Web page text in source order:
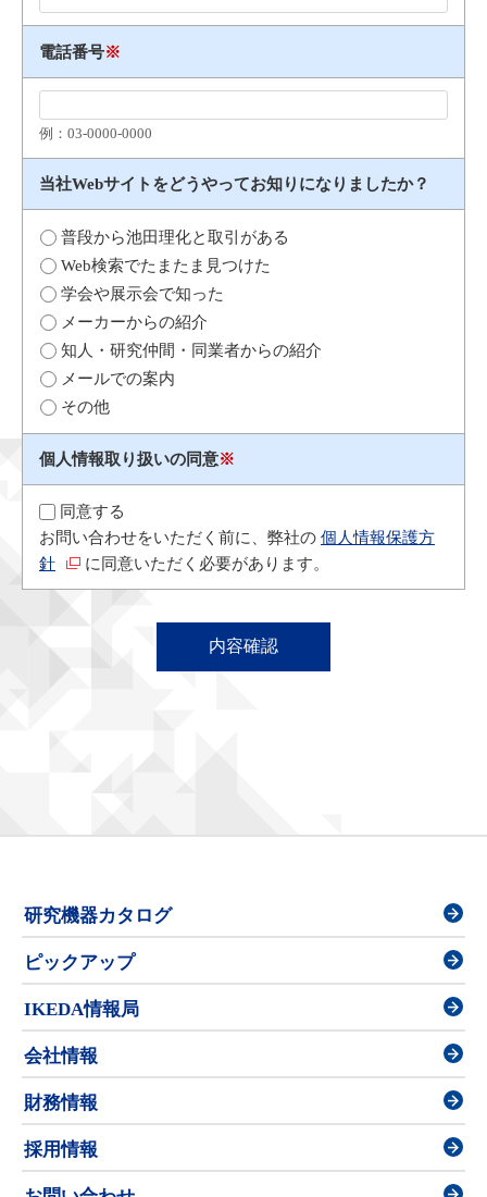
電話番号※
例：03​-​0000​-​0000
当社Webサイトをどうやってお知りになりましたか？
普段から池田理化と取引がある
Web検索でたまたま見つけた
学会や展示会で知った
メーカーからの紹介
知人・研究仲間・同業者からの紹介
メールでの案内
その他
個人情報取り扱いの同意※
同意する
お問い合わせをいただく前に、弊社の 個人情報保護方
針
に同意いただく必要があります。
研究機器カタログ
ピックアップ
IKEDA情報局
会社情報
財務情報
採用情報